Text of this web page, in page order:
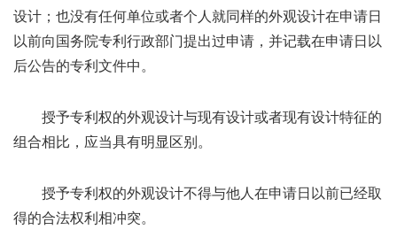
设计；也没有任何单位或者个人就同样的外观设计在申请日
以前向国务院专利行政部门提出过申请，并记载在申请日以
后公告的专利文件中。
授予专利权的外观设计与现有设计或者现有设计特征的
组合相比，应当具有明显区别。
授予专利权的外观设计不得与他人在申请日以前已经取
得的合法权利相冲突。